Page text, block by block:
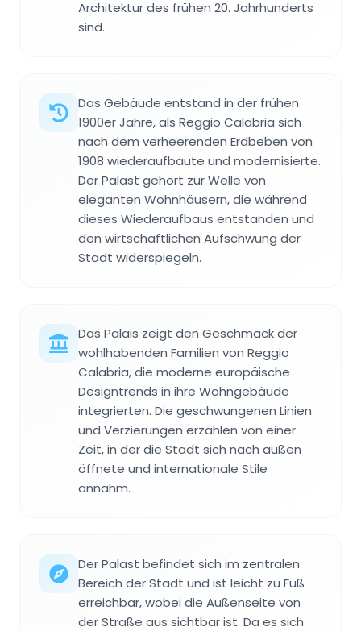
Architektur des frühen 20. Jahrhunderts
sind.
Das Gebäude entstand in der frühen
1900er Jahre, als Reggio Calabria sich
nach dem verheerenden Erdbeben von
1908 wiederaufbaute und modernisierte.
Der Palast gehört zur Welle von
eleganten Wohnhäusern, die während
dieses Wiederaufbaus entstanden und
den wirtschaftlichen Aufschwung der
Stadt widerspiegeln.
Das Palais zeigt den Geschmack der
wohlhabenden Familien von Reggio
Calabria, die moderne europäische
Designtrends in ihre Wohngebäude
integrierten. Die geschwungenen Linien
und Verzierungen erzählen von einer
Zeit, in der die Stadt sich nach außen
öffnete und internationale Stile
annahm.
Der Palast befindet sich im zentralen
Bereich der Stadt und ist leicht zu Fuß
erreichbar, wobei die Außenseite von
der Straße aus sichtbar ist. Da es sich